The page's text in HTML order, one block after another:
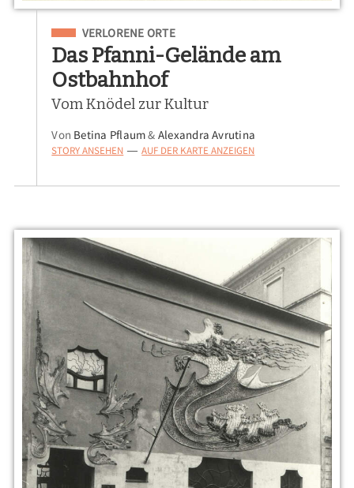
Eingeordnet unter
VERLORENE ORTE
Das Pfanni-Gelände am
Ostbahnhof
Vom Knödel zur Kultur
Von Betina Pflaum& Alexandra Avrutina
STORY ANSEHEN — AUF DER KARTE ANZEIGEN